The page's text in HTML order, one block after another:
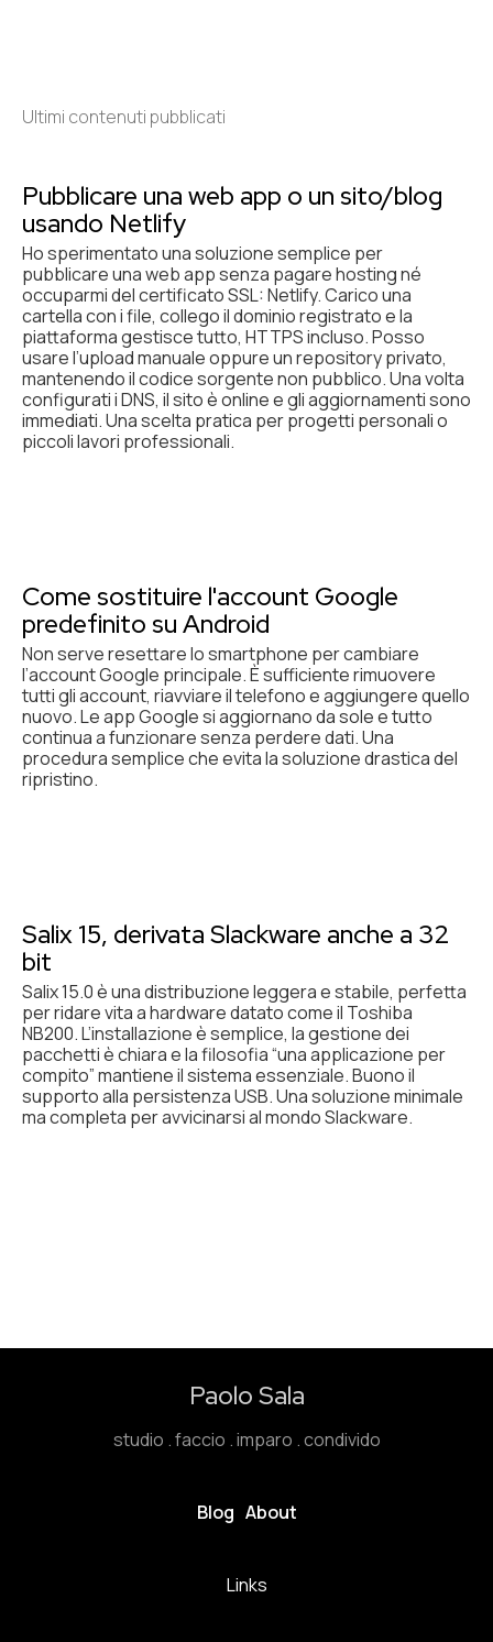
Ultimi contenuti pubblicati
Pubblicare una web app o un sito/blog
usando Netlify
Ho sperimentato una soluzione semplice per
pubblicare una web app senza pagare hosting né
occuparmi del certificato SSL: Netlify. Carico una
cartella con i file, collego il dominio registrato e la
piattaforma gestisce tutto, HTTPS incluso. Posso
usare l’upload manuale oppure un repository privato,
mantenendo il codice sorgente non pubblico. Una volta
configurati i DNS, il sito è online e gli aggiornamenti sono
immediati. Una scelta pratica per progetti personali o
piccoli lavori professionali.
Come sostituire l'account Google
predefinito su Android
Non serve resettare lo smartphone per cambiare
l’account Google principale. È sufficiente rimuovere
tutti gli account, riavviare il telefono e aggiungere quello
nuovo. Le app Google si aggiornano da sole e tutto
continua a funzionare senza perdere dati. Una
procedura semplice che evita la soluzione drastica del
ripristino.
Salix 15, derivata Slackware anche a 32
bit
Salix 15.0 è una distribuzione leggera e stabile, perfetta
per ridare vita a hardware datato come il Toshiba
NB200. L’installazione è semplice, la gestione dei
pacchetti è chiara e la filosofia “una applicazione per
compito” mantiene il sistema essenziale. Buono il
supporto alla persistenza USB. Una soluzione minimale
ma completa per avvicinarsi al mondo Slackware.
Paolo Sala
studio . faccio . imparo . condivido
Blog About
Links